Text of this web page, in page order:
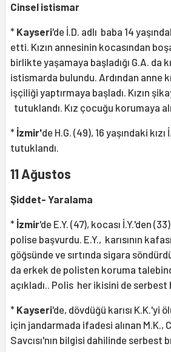
Cinsel istismar
* Kayseri'de İ.D. adlı baba 14
etti. Kızın annesinin kocasından
birlikte yaşamaya başladığı G.A. da
istismarda bulundu. Ardından anne
işçiliği yaptırmaya başladı. Kızın
tutuklandı. Kız çocuğu korumaya
* İzmir'de H.G. (49), 16 yaşındaki
tutuklandı.
11 Ağustos
Şiddet- Yaralama
* İzmir'de E.Y. (47), kocası İ.Y.'den
polise başvurdu. E.Y., karısının
göğsünde ve sırtında sigara
da erkek de polisten koruma
açıkladı.. Polis her ikisini de serbest
* Kayseri'de, dövdüğü karısı K.K.'yi
için jandarmada ifadesi alınan M.K.,
Savcısı'nın bilgisi dahilinde serbest